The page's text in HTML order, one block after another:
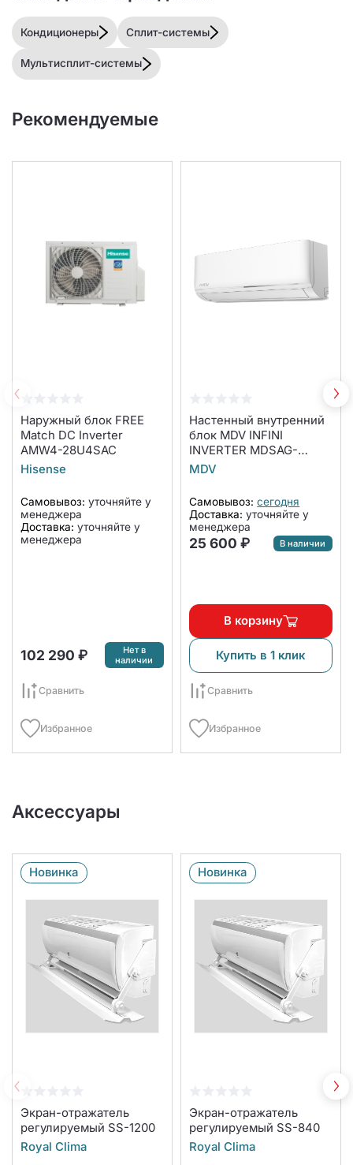
Кондиционеры Сплит-системы
Мультисплит-системы
Рекомендуемые
Наружный блок FREE
Match DC Inverter
AMW4-28U4SAC
Hisense
Самовывоз: уточняйте у
менеджера
Доставка: уточняйте у
менеджера
102 290 ₽
Нет в
наличии
Сравнить
Избранное
Настенный внутренний
блок MDV INFINI
INVERTER MDSAG-
18HRFN8
MDV
Самовывоз: сегодня
Доставка: уточняйте у
менеджера
25 600 ₽ В наличии
В корзину
Купить в 1 клик
Сравнить
Избранное
Аксессуары
Новинка
Экран-отражатель
регулируемый SS-1200
Royal Clima
Новинка
Экран-отражатель
регулируемый SS-840
Royal Clima